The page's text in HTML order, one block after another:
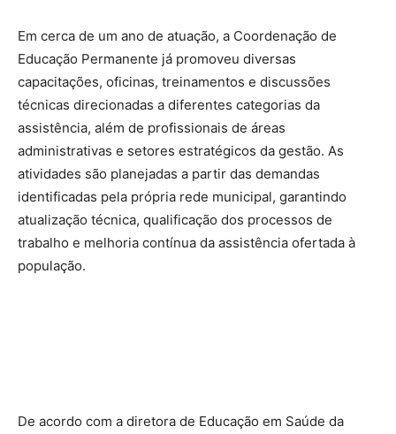
Em cerca de um ano de atuação, a Coordenação de
Educação Permanente já promoveu diversas
capacitações, oficinas, treinamentos e discussões
técnicas direcionadas a diferentes categorias da
assistência, além de profissionais de áreas
administrativas e setores estratégicos da gestão. As
atividades são planejadas a partir das demandas
identificadas pela própria rede municipal, garantindo
atualização técnica, qualificação dos processos de
trabalho e melhoria contínua da assistência ofertada à
população.
De acordo com a diretora de Educação em Saúde da